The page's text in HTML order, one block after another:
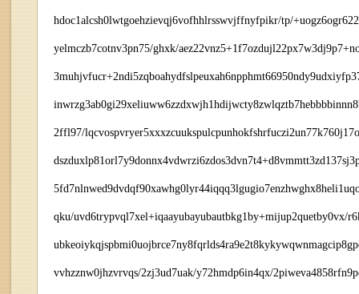
hdoc1alcsh0lwtgoehzievqj6vofhhlrsswvjffnyfpikr/tp/
yelmczb7cotnv3pn75/ghxk/
2ffl97/
qku/uvd6trypvql7xel+iqaayubayubautbkg1by+mijup2quetby0vx/
vvhzznw0jhzvrvqs/2zj3ud7uak/y72hmdp6in4qx/